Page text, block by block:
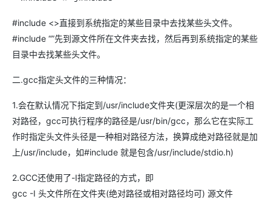
#include <>直接到系统指定的某些目录中去找某些头文件。
#include “”先到源文件所在文件夹去找，然后再到系统指定的某些
目录中去找某些头文件。
二.gcc指定头文件的三种情况：
1.会在默认情况下指定到/usr/include文件夹(更深层次的是一个相
对路径，gcc可执行程序的路径是/usr/bin/gcc，那么它在实际工
作时指定头文件头径是一种相对路径方法，换算成绝对路径就是加
上/usr/include，如#include 就是包含/usr/include/stdio.h)
2.GCC还使用了-I指定路径的方式，即
gcc -I 头文件所在文件夹(绝对路径或相对路径均可) 源文件